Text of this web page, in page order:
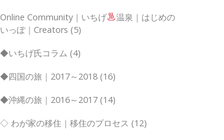
Online Community｜いちげ
温泉｜はじめの
いっぽ｜Creators (5)
◆いちげ氏コラム (4)
◆四国の旅｜2017～2018 (16)
◆沖縄の旅｜2016～2017 (14)
◇ わが家の移住｜移住のプロセス (12)